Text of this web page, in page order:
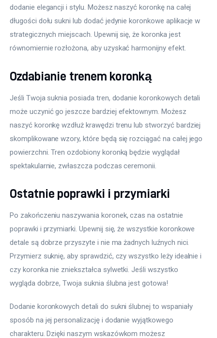
dodanie elegancji i stylu. Możesz naszyć koronkę na całej
długości dołu sukni lub dodać jedynie koronkowe aplikacje w
strategicznych miejscach. Upewnij się, że koronka jest
równomiernie rozłożona, aby uzyskać harmonijny efekt.
Ozdabianie trenem koronką
Jeśli Twoja suknia posiada tren, dodanie koronkowych detali
może uczynić go jeszcze bardziej efektownym. Możesz
naszyć koronkę wzdłuż krawędzi trenu lub stworzyć bardziej
skomplikowane wzory, które będą się rozciągać na całej jego
powierzchni. Tren ozdobiony koronką będzie wyglądał
spektakularnie, zwłaszcza podczas ceremonii.
Ostatnie poprawki i przymiarki
Po zakończeniu naszywania koronek, czas na ostatnie
poprawki i przymiarki. Upewnij się, że wszystkie koronkowe
detale są dobrze przyszyte i nie ma żadnych luźnych nici.
Przymierz suknię, aby sprawdzić, czy wszystko leży idealnie i
czy koronka nie zniekształca sylwetki. Jeśli wszystko
wygląda dobrze, Twoja suknia ślubna jest gotowa!
Dodanie koronkowych detali do sukni ślubnej to wspaniały
sposób na jej personalizację i dodanie wyjątkowego
charakteru. Dzięki naszym wskazówkom możesz